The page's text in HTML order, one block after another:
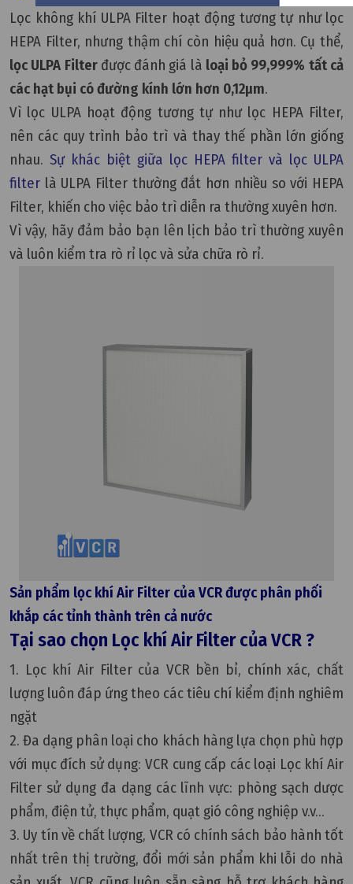
Lọc không khí ULPA Filter hoạt động tương tự như lọc
HEPA Filter, nhưng thậm chí còn hiệu quả hơn. Cụ thể,
lọc ULPA Filterđược đánh giá là loại bỏ 99,999% tất cả
các hạt bụi có đường kính lớn hơn 0,12µm.
Vì lọc ULPA hoạt động tương tự như lọc HEPA Filter,
nên các quy trình bảo trì và thay thế phần lớn giống
nhau. Sự khác biệt giữa lọc HEPA filter và lọc ULPA
filter là ULPA Filter thường đắt hơn nhiều so với HEPA
Filter, khiến cho việc bảo trì diễn ra thường xuyên hơn.
Vì vậy, hãy đảm bảo bạn lên lịch bảo trì thường xuyên
và luôn kiểm tra rò rỉ lọc và sửa chữa rò rỉ.
Sản phẩm lọc khí Air Filter của VCR được phân phối
khắp các tỉnh thành trên cả nước
Tại sao chọn Lọc khí Air Filter của VCR ?
1. Lọc khí Air Filter của VCR bền bỉ, chính xác, chất
lượng luôn đáp ứng theo các tiêu chí kiểm định nghiêm
ngặt
2. Đa dạng phân loại cho khách hàng lựa chọn phù hợp
với mục đích sử dụng: VCR cung cấp các loại Lọc khí Air
Filter sử dụng đa dạng các lĩnh vực: phòng sạch dược
phẩm, điện tử, thực phẩm, quạt gió công nghiệp v.v...
3. Uy tín về chất lượng, VCR có chính sách bảo hành tốt
nhất trên thị trường, đổi mới sản phẩm khi lỗi do nhà